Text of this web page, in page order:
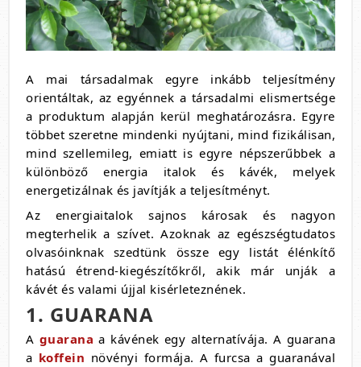
A mai társadalmak egyre inkább teljesítmény
orientáltak, az egyénnek a társadalmi elismertsége
a produktum alapján kerül meghatározásra. Egyre
többet szeretne mindenki nyújtani, mind fizikálisan,
mind szellemileg, emiatt is egyre népszerűbbek a
különböző energia italok és kávék, melyek
energetizálnak és javítják a teljesítményt.
Az energiaitalok sajnos károsak és nagyon
megterhelik a szívet. Azoknak az egészségtudatos
olvasóinknak szedtünk össze egy listát élénkítő
hatású étrend-kiegészítőkről, akik már unják a
kávét és valami újjal kisérleteznének.
1. GUARANA
A guarana a kávének egy alternatívája. A guarana
a koffein növényi formája. A furcsa a guaranával